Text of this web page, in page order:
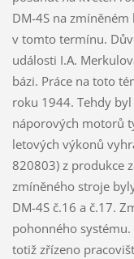
DM-4S na
v tomto termínu.
události I.A.
bázi. Práce na toto
roku 1944. Tehdy
náporových motorů
letových výkonů
820803) z produkce
zmíněného stroje
DM-4S č.16 a č.17.
pohonného
totiž zřízeno